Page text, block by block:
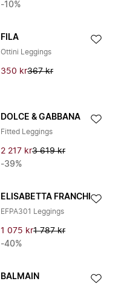
-10%
FILA
Ottini Leggings
350 kr367 kr
DOLCE & GABBANA
Fitted Leggings
2 217 kr3 619 kr
-39%
ELISABETTA FRANCHI
EFPA301 Leggings
1 075 kr1 787 kr
-40%
BALMAIN